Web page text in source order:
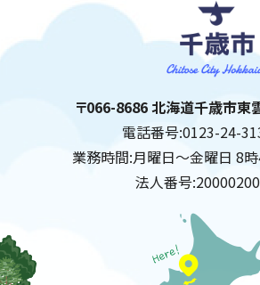
千歳市
住所:
〒066-8686 北海道千歳市東
電話番号:0123-24-
業務時間:月曜日～金曜日 8
法人番号: